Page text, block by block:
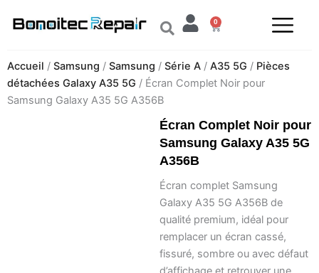
0
Panier
Accueil / Samsung / Samsung / Série A / A35 5G / Pièces
détachées Galaxy A35 5G / Écran Complet Noir pour
Samsung Galaxy A35 5G A356B
Écran Complet Noir pour
Samsung Galaxy A35 5G
A356B
Écran complet Samsung
Galaxy A35 5G A356B de
qualité premium, idéal pour
remplacer un écran cassé,
fissuré, sombre ou avec défaut